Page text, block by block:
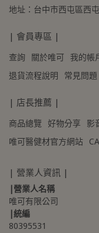
地址：台中市西屯區西
| 會員專區 |
查詢 關於唯可 我的帳
退貨流程說明 常見問題
| 店長推薦 |
商品總覽 好物分享 影
唯可醫健材官方網站
| 營業人資訊 |
|營業人名稱
唯可有限公司
|統編
80395531